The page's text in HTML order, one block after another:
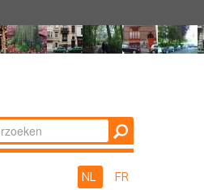
NL FR